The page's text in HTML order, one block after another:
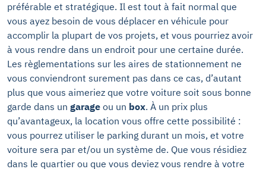
préférable et stratégique. Il est tout à fait normal que
vous ayez besoin de vous déplacer en véhicule pour
accomplir la plupart de vos projets, et vous pourriez avoir
à vous rendre dans un endroit pour une certaine durée.
Les règlementations sur les aires de stationnement ne
vous conviendront surement pas dans ce cas, d’autant
plus que vous aimeriez que votre voiture soit sous bonne
garde dans un garage ou un box. À un prix plus
qu’avantageux, la location vous offre cette possibilité :
vous pourrez utiliser le parking durant un mois, et votre
voiture sera par et/ou un système de. Que vous résidiez
dans le quartier ou que vous deviez vous rendre à votre